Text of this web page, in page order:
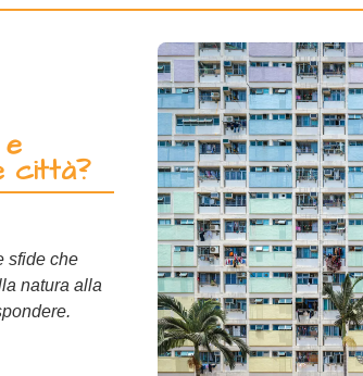
città?
sfide che
natura alla